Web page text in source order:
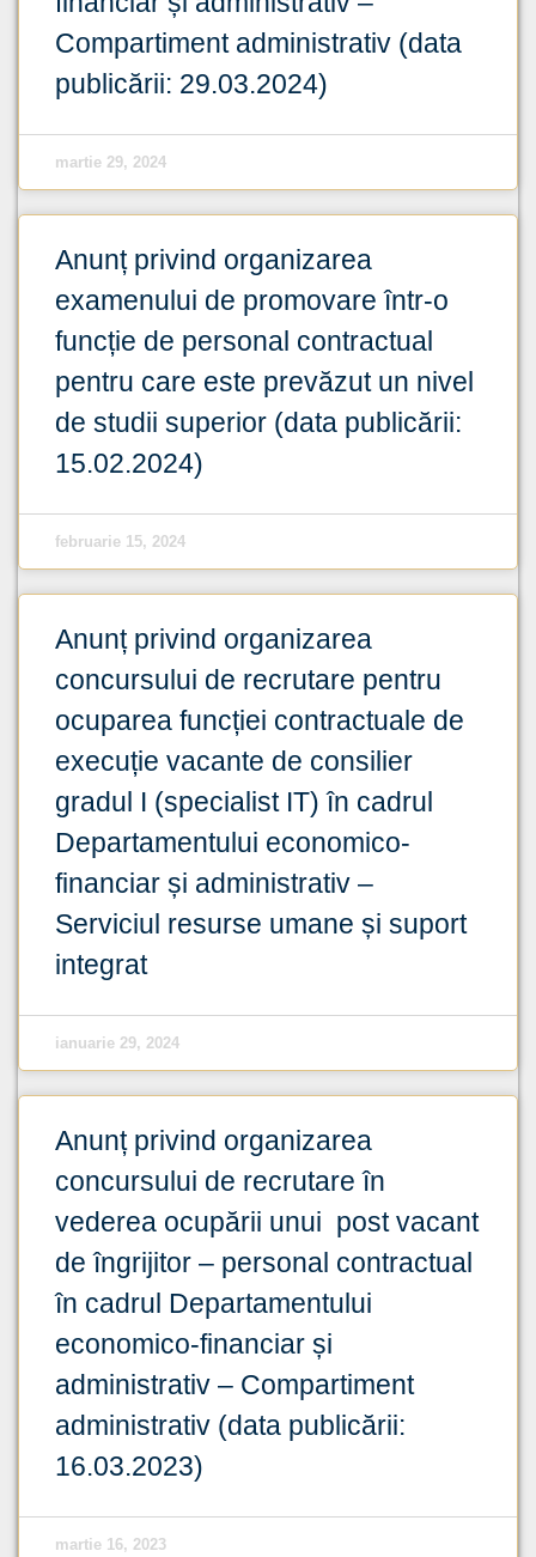
Compartiment administrativ (data
publicării: 29.03.2024)
martie 29, 2024
Anunț privind organizarea
examenului de promovare într-o
funcție de personal contractual
pentru care este prevăzut un nivel
de studii superior (data publicării:
15.02.2024)
februarie 15, 2024
Anunț privind organizarea
concursului de recrutare pentru
ocuparea funcției contractuale de
execuție vacante de consilier
gradul I (specialist IT) în cadrul
Departamentului economico-
financiar și administrativ –
Serviciul resurse umane și suport
integrat
ianuarie 29, 2024
Anunț privind organizarea
concursului de recrutare în
vederea ocupării unui post vacant
de îngrijitor – personal contractual
în cadrul Departamentului
economico-financiar și
administrativ – Compartiment
administrativ (data publicării:
16.03.2023)
martie 16, 2023